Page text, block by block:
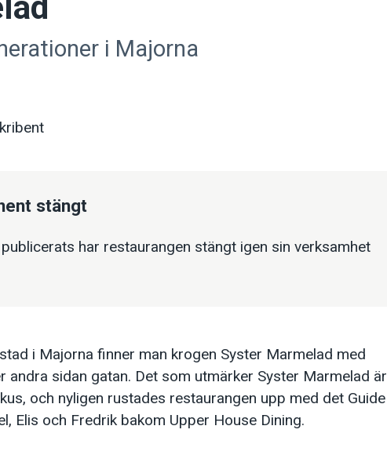
i Majorna
stängt
har restaurangen stängt igen sin verksamhet
i Majorna finner man krogen Syster Marmelad med
andra sidan gatan. Det som utmärker Syster Marmelad är
och nyligen rustades restaurangen upp med det Guide
Elis och Fredrik bakom Upper House Dining.